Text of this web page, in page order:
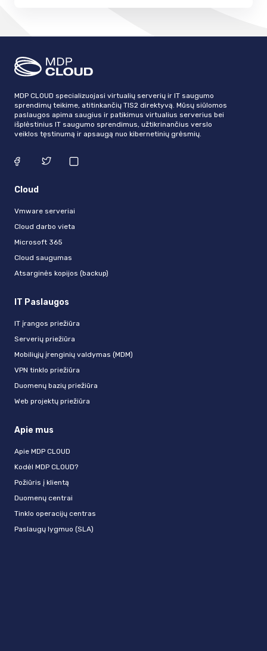
MDP CLOUD specializuojasi virtualių serverių ir IT saugumo
sprendimų teikime, atitinkančių TIS2 direktyvą. Mūsų siūlomos
paslaugos apima saugius ir patikimus virtualius serverius bei
išplėstinius IT saugumo sprendimus, užtikrinančius verslo
veiklos tęstinumą ir apsaugą nuo kibernetinių grėsmių.
Cloud
Vmware serveriai
Cloud darbo vieta
Microsoft 365
Cloud saugumas
Atsarginės kopijos (backup)
IT Paslaugos
IT įrangos priežiūra
Serverių priežiūra
Mobiliųjų įrenginių valdymas (MDM)
VPN tinklo priežiūra
Duomenų bazių priežiūra
Web projektų priežiūra
Apie mus
Apie MDP CLOUD
Kodėl MDP CLOUD?
Požiūris į klientą
Duomenų centrai
Tinklo operacijų centras
Paslaugų lygmuo (SLA)